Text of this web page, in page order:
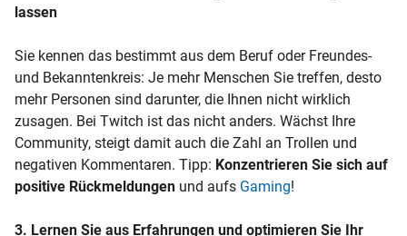
lassen
Sie kennen das bestimmt aus dem Beruf oder Freundes-
und Bekanntenkreis: Je mehr Menschen Sie treffen, desto
mehr Personen sind darunter, die Ihnen nicht wirklich
zusagen. Bei Twitch ist das nicht anders. Wächst Ihre
Community, steigt damit auch die Zahl an Trollen und
negativen Kommentaren. Tipp: Konzentrieren Sie sich auf
positive Rückmeldungen und aufs Gaming!
3. Lernen Sie aus Erfahrungen und optimieren Sie Ihr